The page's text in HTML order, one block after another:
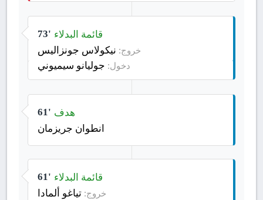
73' قائمة البدلاء
خروج: نيكولاس جونزاليس
دخول: جوليانو سيميوني
61' هدف
انطوان جريزمان
61' قائمة البدلاء
خروج: تياغو ألمادا